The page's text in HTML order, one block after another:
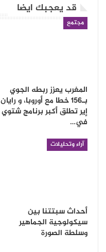
قد يعجبك ايضا
مجتمع
المغرب يعزز ربطه الجوي
بـ156 خطا مع أوروبا، و رايان
إير تطلق أكبر برنامج شتوي
في…
آراء وتحليلات
أحداث سبتتنا بين
سيكولوجية الجماهير
وسلطة الصورة